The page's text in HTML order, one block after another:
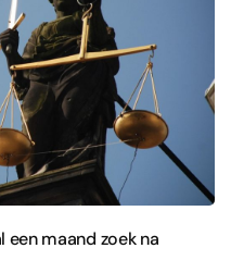
een maand zoek na